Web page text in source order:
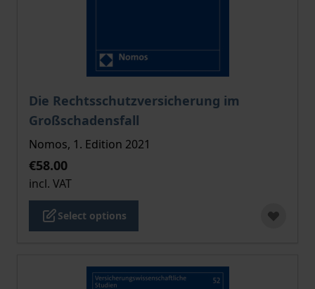
Die Rechtsschutzversicherung im
Großschadensfall
The price depends on the options chosen on the
Nomos, 1. Edition 2021
€58.00
incl. VAT
Select options